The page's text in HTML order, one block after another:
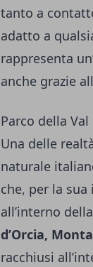
tanto a
adatto a
rappresenta
anche grazie
Parco della Val
Una delle
naturale
che, per la sua
all’interno
d’Orcia,
racchiusi